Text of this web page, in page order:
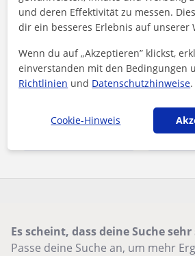
Lehramtsstudentin Deutsch
(Nachhilfe in: Deutsch,
Französisch)
Salut!Mein Name ist Zoe, ich bin
derzeit Lehramtsstudentin auf die
In meiner Freizeit verti...
Es scheint, dass deine Suche
Passe deine Suche an, um mehr
und deren Effektivität zu messen.
dir ein besseres Erlebnis auf unserer
Wenn du auf „Akzeptieren” klickst,
einverstanden mit den Bedingungen
Richtlinien und Datenschutzhinweise.
Cookie-Hinweis